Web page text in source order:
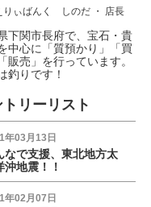
りぃばんく しのだ ・ 店長
下関市長府で、宝石・貴
中心に「質預かり」「買
販売」を行っています。
釣りです！
トリーリスト
年03月13日
なで支援、東北地方太
沖地震！！
年02月07日